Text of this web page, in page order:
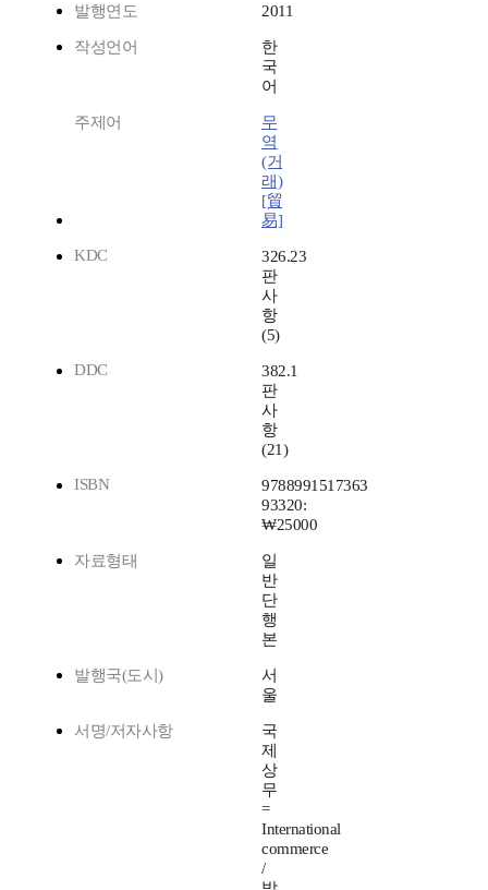
발행연도 2011
작성언어
한
국
어
주제어
무
역
(거
래)
[貿
易]
KDC
326.23
판
사
항
(5)
DDC
382.1
판
사
항
(21)
ISBN
9788991517363
93320:
₩25000
자료형태
일
반
단
행
본
발행국(도시)
서
울
서명/저자사항
국
제
상
무
=
International
commerce
/